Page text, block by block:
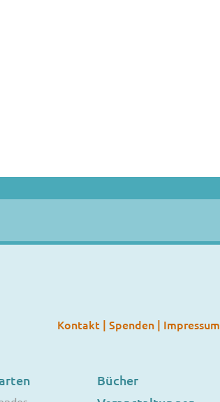
Kontakt | Spenden | Impressum
Bücher